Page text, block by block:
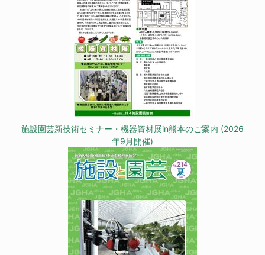
施設園芸新技術セミナー・機器資材展in熊本のご案内 (2026
年9月開催)